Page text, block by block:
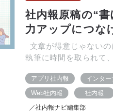
社内報原稿の“
力アップにつな
文章が得意じゃない
執筆に時間を取られて
アプリ社内報 インタ
Web社内報
社内報
／社内報ナビ編集部